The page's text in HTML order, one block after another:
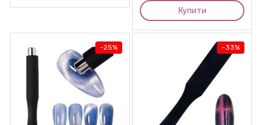
прямокутник
Купити
-25% -33%